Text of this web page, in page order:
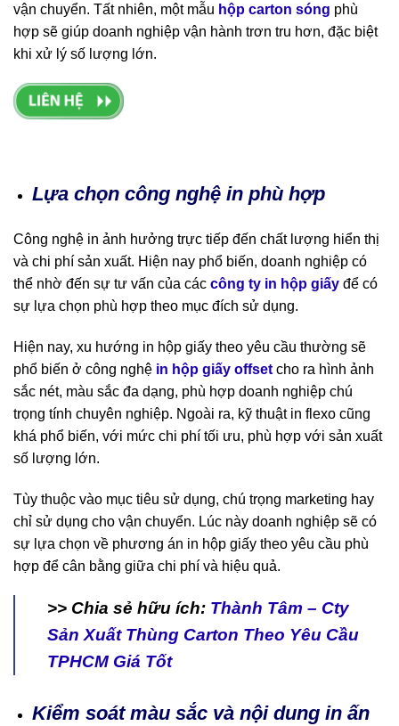
vận chuyển. Tất nhiên, một mẫu hộp carton sóng phù
hợp sẽ giúp doanh nghiệp vận hành trơn tru hơn, đặc biệt
khi xử lý số lượng lớn.
Lựa chọn công nghệ in phù hợp
Công nghệ in ảnh hưởng trực tiếp đến chất lượng hiển thị
và chi phí sản xuất. Hiện nay phổ biến, doanh nghiệp có
thể nhờ đến sự tư vấn của các công ty in hộp giấy để có
sự lựa chọn phù hợp theo mục đích sử dụng.
Hiện nay, xu hướng in hộp giấy theo yêu cầu thường sẽ
phổ biến ở công nghệ in hộp giấy offset cho ra hình ảnh
sắc nét, màu sắc đa dạng, phù hợp doanh nghiệp chú
trọng tính chuyên nghiệp. Ngoài ra, kỹ thuật in flexo cũng
khá phổ biến, với mức chi phí tối ưu, phù hợp với sản xuất
số lượng lớn.
Tùy thuộc vào mục tiêu sử dụng, chú trọng marketing hay
chỉ sử dụng cho vận chuyển. Lúc này doanh nghiệp sẽ có
sự lựa chọn về phương án in hộp giấy theo yêu cầu phù
hợp để cân bằng giữa chi phí và hiệu quả.
>> Chia sẻ hữu ích: Thành Tâm – Cty
Sản Xuất Thùng Carton Theo Yêu Cầu
TPHCM Giá Tốt
Kiểm soát màu sắc và nội dung in ấn